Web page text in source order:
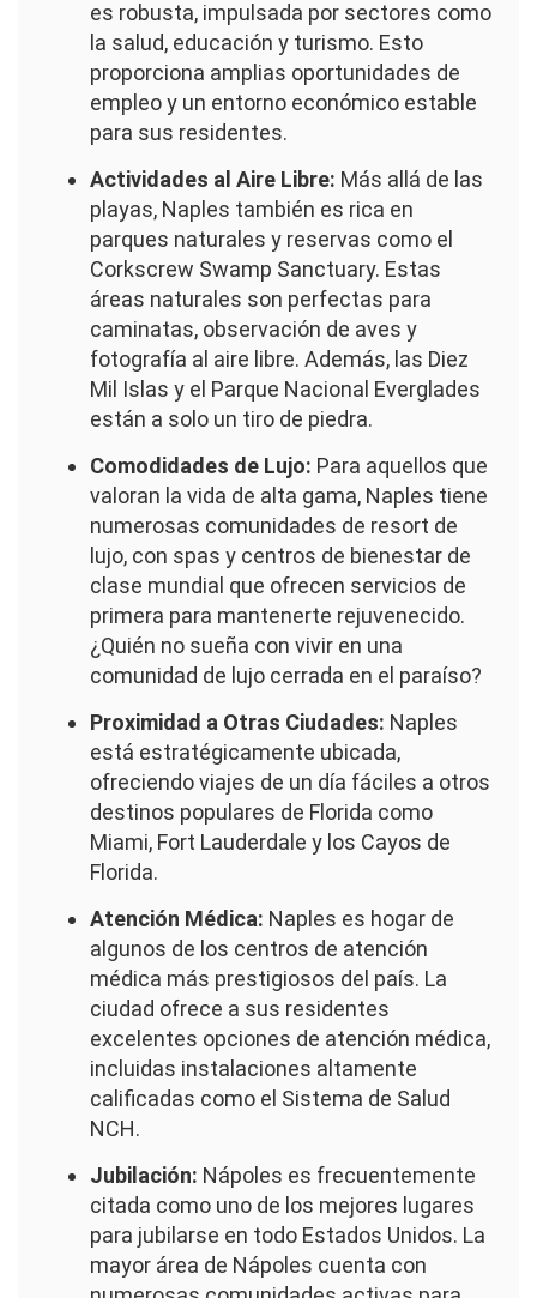
es robusta, impulsada por sectores como
la salud, educación y turismo. Esto
proporciona amplias oportunidades de
empleo y un entorno económico estable
para sus residentes.
Actividades al Aire Libre: Más allá de las
playas, Naples también es rica en
parques naturales y reservas como el
Corkscrew Swamp Sanctuary. Estas
áreas naturales son perfectas para
caminatas, observación de aves y
fotografía al aire libre. Además, las Diez
Mil Islas y el Parque Nacional Everglades
están a solo un tiro de piedra.
Comodidades de Lujo: Para aquellos que
valoran la vida de alta gama, Naples tiene
numerosas comunidades de resort de
lujo, con spas y centros de bienestar de
clase mundial que ofrecen servicios de
primera para mantenerte rejuvenecido.
¿Quién no sueña con vivir en una
comunidad de lujo cerrada en el paraíso?
Proximidad a Otras Ciudades: Naples
está estratégicamente ubicada,
ofreciendo viajes de un día fáciles a otros
destinos populares de Florida como
Miami, Fort Lauderdale y los Cayos de
Florida.
Atención Médica: Naples es hogar de
algunos de los centros de atención
médica más prestigiosos del país. La
ciudad ofrece a sus residentes
excelentes opciones de atención médica,
incluidas instalaciones altamente
calificadas como el Sistema de Salud
NCH.
Jubilación: Nápoles es frecuentemente
citada como uno de los mejores lugares
para jubilarse en todo Estados Unidos. La
mayor área de Nápoles cuenta con